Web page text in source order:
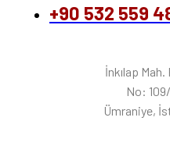
+90 532 559
İnkılap
No:
Ümraniye,